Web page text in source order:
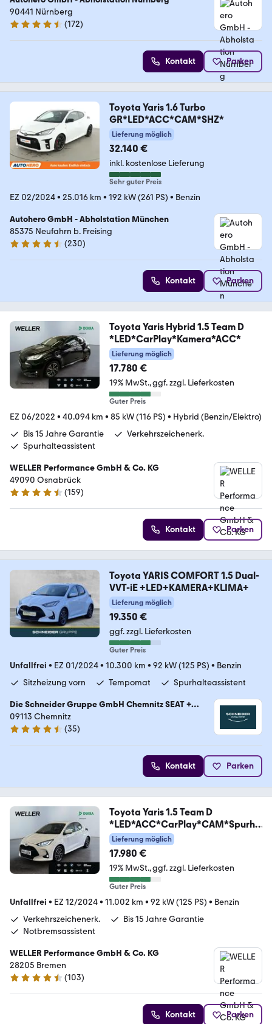
90441 Nürnberg
4.5 Sterne
(172)
Kontakt Parken
Toyota Yaris 1.6 Turbo
GR*LED*ACC*CAM*SHZ*
Lieferung möglich
32.140 €
inkl. kostenlose Lieferung
Sehr guter Preis
EZ 02/2024• 25.016 km • 192 kW (261 PS) • Benzin
Autohero GmbH - Abholstation München
85375 Neufahrn b. Freising
4.4 Sterne
(230)
Kontakt Parken
Toyota Yaris Hybrid 1.5 Team D
*LED*CarPlay*Kamera*ACC*
Lieferung möglich
17.780 €
19% MwSt. ggf. zzgl. Lieferkosten
Guter Preis
EZ 06/2022 • 40.094 km • 85 kW (116 PS) • Hybrid (Benzin/Elektro)
Bis 15 Jahre Garantie
Verkehrszeichenerk.
Spurhalteassistent
WELLER Performance GmbH & Co. KG
49090 Osnabrück
4.5 Sterne
(159)
Kontakt Parken
Toyota YARIS COMFORT 1.5 Dual-
VVT-iE +LED+KAMERA+KLIMA+
Lieferung möglich
19.350 €
ggf. zzgl. Lieferkosten
Guter Preis
Unfallfrei • EZ 01/2024• 10.300 km • 92 kW (125 PS) • Benzin
Sitzheizung vorn
Tempomat Spurhalteassistent
Die Schneider Gruppe GmbH Chemnitz SEAT +
Wohnmobilcenter
09113 Chemnitz
4.7 Sterne
(35)
Kontakt Parken
Toyota Yaris 1.5 Team D
*LED*ACC*CarPlay*CAM*Spurha
lte*
Lieferung möglich
17.980 €
19% MwSt. ggf. zzgl. Lieferkosten
Guter Preis
Unfallfrei • EZ 12/2024• 11.002 km • 92 kW (125 PS) • Benzin
Verkehrszeichenerk.
Bis 15 Jahre Garantie
Notbremsassistent
WELLER Performance GmbH & Co. KG
28205 Bremen
4.3 Sterne
(103)
Kontakt Parken